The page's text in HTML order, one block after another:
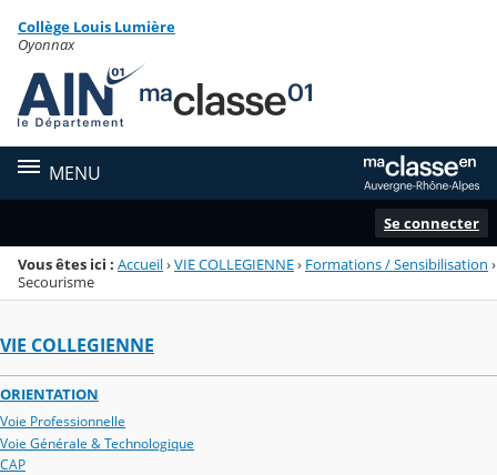
Menu de la rubrique
Contenu
Collège Louis Lumière
Oyonnax
MENU
Se connecter
Vous êtes ici : Accueil›VIE COLLEGIENNE› Formations / Sensibilisation ›
Secourisme
VIE COLLEGIENNE
ORIENTATION
Voie Professionnelle
Voie Générale & Technologique
CAP